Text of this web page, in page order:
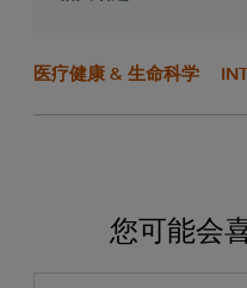
医疗健康 & 生命科学
您可能会